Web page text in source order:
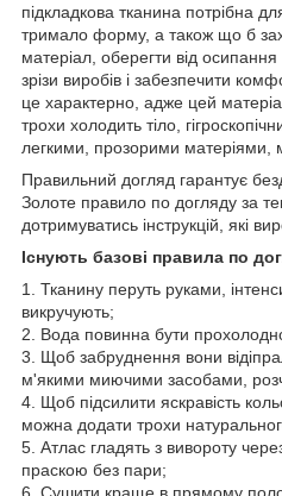
підкладкова тканина потрібна
тримало форму, а також що б
матеріал, оберегти від
зрізи виробів і забезпечити
це характерно, адже цей
трохи холодить тіло,
легкими, прозорими матеріями,
Правильний догляд гарантує
Золоте правило по догляду за
дотримуватись інструкцій, які
Існують базові правила по
1. Тканину перуть руками,
викручують;
2. Вода повинна бути
3. Щоб забруднення вони
м'якими миючими засобами,
4. Щоб підсилити яскравість
можна додати трохи
5. Атлас гладять з вивороту
праскою без пари;
6. Сушити краще в прямому